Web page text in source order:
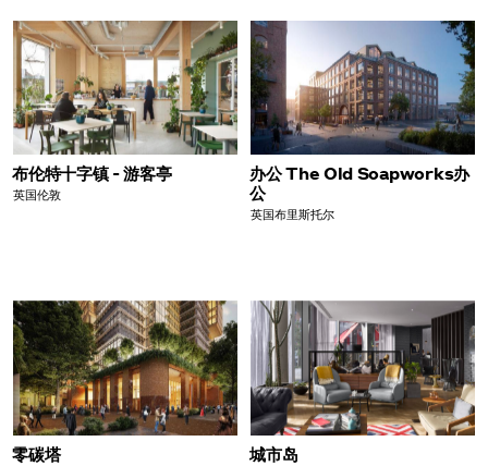
布伦特十字镇 - 游客亭
英国伦敦
办公 The Old Soapworks办
公
英国布里斯托尔
零碳塔 城市岛